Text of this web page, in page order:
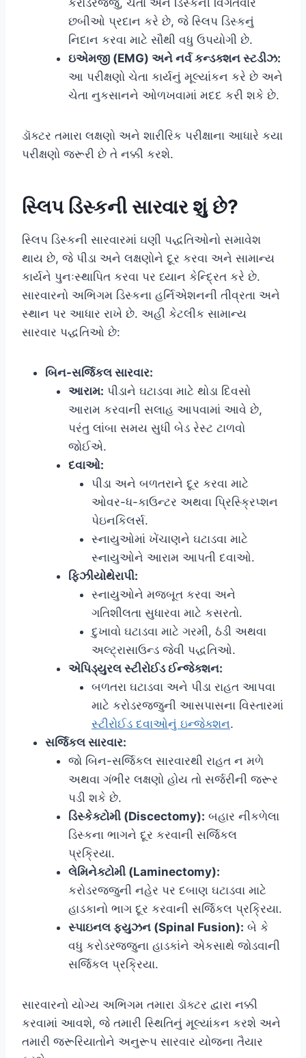
છબીઓ પ્રદાન કરે છે, જે સ્લિપ ડિસ્કનું
નિદાન કરવા માટે સૌથી વધુ ઉપયોગી છે.
ઇએમજી (EMG) અને નર્વ કન્ડક્શન સ્ટડીઝ:
આ પરીક્ષણો ચેતા કાર્યનું મૂલ્યાંકન કરે છે અને
ચેતા નુકસાનને ઓળખવામાં મદદ કરી શકે છે.
ડૉક્ટર તમારા લક્ષણો અને શારીરિક પરીક્ષાના આધારે કયા
પરીક્ષણો જરૂરી છે તે નક્કી કરશે.
સ્લિપ ડિસ્કની સારવાર શું છે?
સ્લિપ ડિસ્કની સારવારમાં ઘણી પદ્ધતિઓનો સમાવેશ
થાય છે, જે પીડા અને લક્ષણોને દૂર કરવા અને સામાન્ય
કાર્યને પુનઃસ્થાપિત કરવા પર ધ્યાન કેન્દ્રિત કરે છે.
સારવારનો અભિગમ ડિસ્કના હર્નિએશનની તીવ્રતા અને
સ્થાન પર આધાર રાખે છે. અહીં કેટલીક સામાન્ય
સારવાર પદ્ધતિઓ છે:
બિન-સર્જિકલ સારવાર:
આરામ: પીડાને ઘટાડવા માટે થોડા દિવસો
આરામ કરવાની સલાહ આપવામાં આવે છે,
પરંતુ લાંબા સમય સુધી બેડ રેસ્ટ ટાળવો
જોઈએ.
દવાઓ:
પીડા અને બળતરાને દૂર કરવા માટે
ઓવર-ધ-કાઉન્ટર અથવા પ્રિસ્ક્રિપ્શન
પેઇનકિલર્સ.
સ્નાયુઓમાં ખેંચાણને ઘટાડવા માટે
સ્નાયુઓને આરામ આપતી દવાઓ.
ફિઝીયોથેરાપી:
સ્નાયુઓને મજબૂત કરવા અને
ગતિશીલતા સુધારવા માટે કસરતો.
દુખાવો ઘટાડવા માટે ગરમી, ઠંડી અથવા
અલ્ટ્રાસાઉન્ડ જેવી પદ્ધતિઓ.
એપિડ્યુરલ સ્ટીરોઈડ ઈન્જેક્શન:
બળતરા ઘટાડવા અને પીડા રાહત આપવા
માટે કરોડરજ્જુની આસપાસના વિસ્તારમાં
સ્ટીરોઈડ દવાઓનું ઇન્જેક્શન.
સર્જિકલ સારવાર:
જો બિન-સર્જિકલ સારવારથી રાહત ન મળે
અથવા ગંભીર લક્ષણો હોય તો સર્જરીની જરૂર
પડી શકે છે.
ડિસ્કેક્ટોમી (Discectomy): બહાર નીકળેલા
ડિસ્કના ભાગને દૂર કરવાની સર્જિકલ
પ્રક્રિયા.
લેમિનેક્ટોમી (Laminectomy):
કરોડરજ્જુની નહેર પર દબાણ ઘટાડવા માટે
હાડકાનો ભાગ દૂર કરવાની સર્જિકલ પ્રક્રિયા.
સ્પાઇનલ ફ્યુઝન (Spinal Fusion): બે કે
વધુ કરોડરજ્જુના હાડકાંને એકસાથે જોડવાની
સર્જિકલ પ્રક્રિયા.
સારવારનો યોગ્ય અભિગમ તમારા ડૉક્ટર દ્વારા નક્કી
કરવામાં આવશે, જે તમારી સ્થિતિનું મૂલ્યાંકન કરશે અને
તમારી જરૂરિયાતોને અનુરૂપ સારવાર યોજના તૈયાર